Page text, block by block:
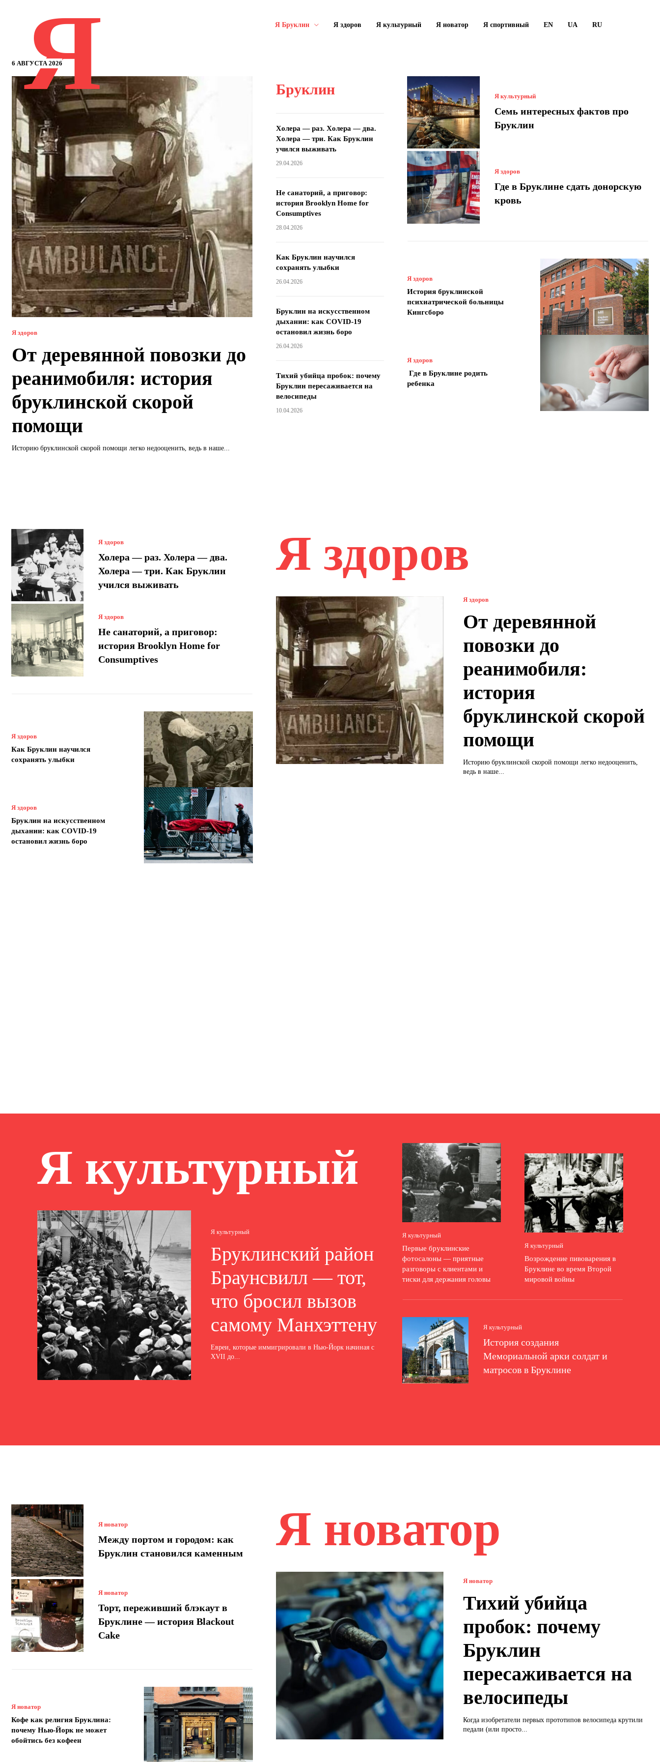
6 АВГУСТА 2026
Я Я Бруклин Я здоров Я культурный Я новатор Я спортивный EN UA RU
Я здоров
От деревянной повозки до
реанимобиля: история
бруклинской скорой
помощи
Историю бруклинской скорой помощи легко недооценить, ведь в наше...
Бруклин
Холера — раз. Холера — два.
Холера — три. Как Бруклин
учился выживать
29.04.2026
Не санаторий, а приговор:
история Brooklyn Home for
Consumptives
28.04.2026
Как Бруклин научился
сохранять улыбки
26.04.2026
Бруклин на искусственном
дыхании: как COVID-19
остановил жизнь боро
26.04.2026
Тихий убийца пробок: почему
Бруклин пересаживается на
велосипеды
10.04.2026
Я культурный
Семь интересных фактов про
Бруклин
Я здоров
Где в Бруклине сдать донорскую
кровь
Я здоров
История бруклинской
психиатрической больницы
Кингсборо
Я здоров
Где в Бруклине родить
ребенка
Я здоров
Холера — раз. Холера — два.
Холера — три. Как Бруклин
учился выживать
Я здоров
Не санаторий, а приговор:
история Brooklyn Home for
Consumptives
Я здоров
Как Бруклин научился
сохранять улыбки
Я здоров
Бруклин на искусственном
дыхании: как COVID-19
остановил жизнь боро
Я здоров
Я здоров
От деревянной
повозки до
реанимобиля:
история
бруклинской скорой
помощи
Историю бруклинской скорой помощи легко недооценить,
ведь в наше...
Я культурный
Я культурный
Бруклинский район
Браунсвилл — тот,
что бросил вызов
самому Манхэттену
Евреи, которые иммигрировали в Нью-Йорк начиная с
XVII до...
Я культурный
Первые бруклинские
фотосалоны — приятные
разговоры с клиентами и
тиски для держания головы
Я культурный
Возрождение пивоварения в
Бруклине во время Второй
мировой войны
Я культурный
История создания
Мемориальной арки солдат и
матросов в Бруклине
Я новатор
Между портом и городом: как
Бруклин становился каменным
Я новатор
Торт, переживший блэкаут в
Бруклине — история Blackout
Cake
Я новатор
Кофе как религия Бруклина:
почему Нью-Йорк не может
обойтись без кофеен
Я новатор
Я новатор
Тихий убийца
пробок: почему
Бруклин
пересаживается на
велосипеды
Когда изобретатели первых прототипов велосипеда крутили
педали (или просто...